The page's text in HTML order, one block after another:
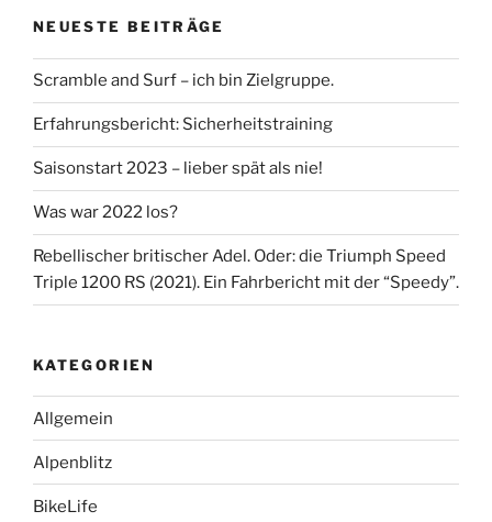
NEUESTE BEITRÄGE
Scramble and Surf – ich bin Zielgruppe.
Erfahrungsbericht: Sicherheitstraining
Saisonstart 2023 – lieber spät als nie!
Was war 2022 los?
Rebellischer britischer Adel. Oder: die Triumph Speed
Triple 1200 RS (2021). Ein Fahrbericht mit der “Speedy”.
KATEGORIEN
Allgemein
Alpenblitz
BikeLife